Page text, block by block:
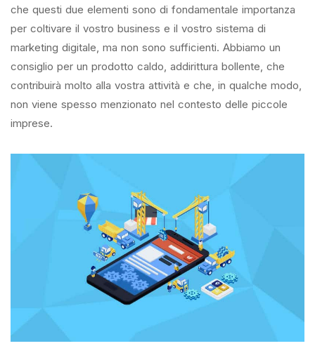
che questi due elementi sono di fondamentale importanza
per coltivare il vostro business e il vostro sistema di
marketing digitale, ma non sono sufficienti. Abbiamo un
consiglio per un prodotto caldo, addirittura bollente, che
contribuirà molto alla vostra attività e che, in qualche modo,
non viene spesso menzionato nel contesto delle piccole
imprese.